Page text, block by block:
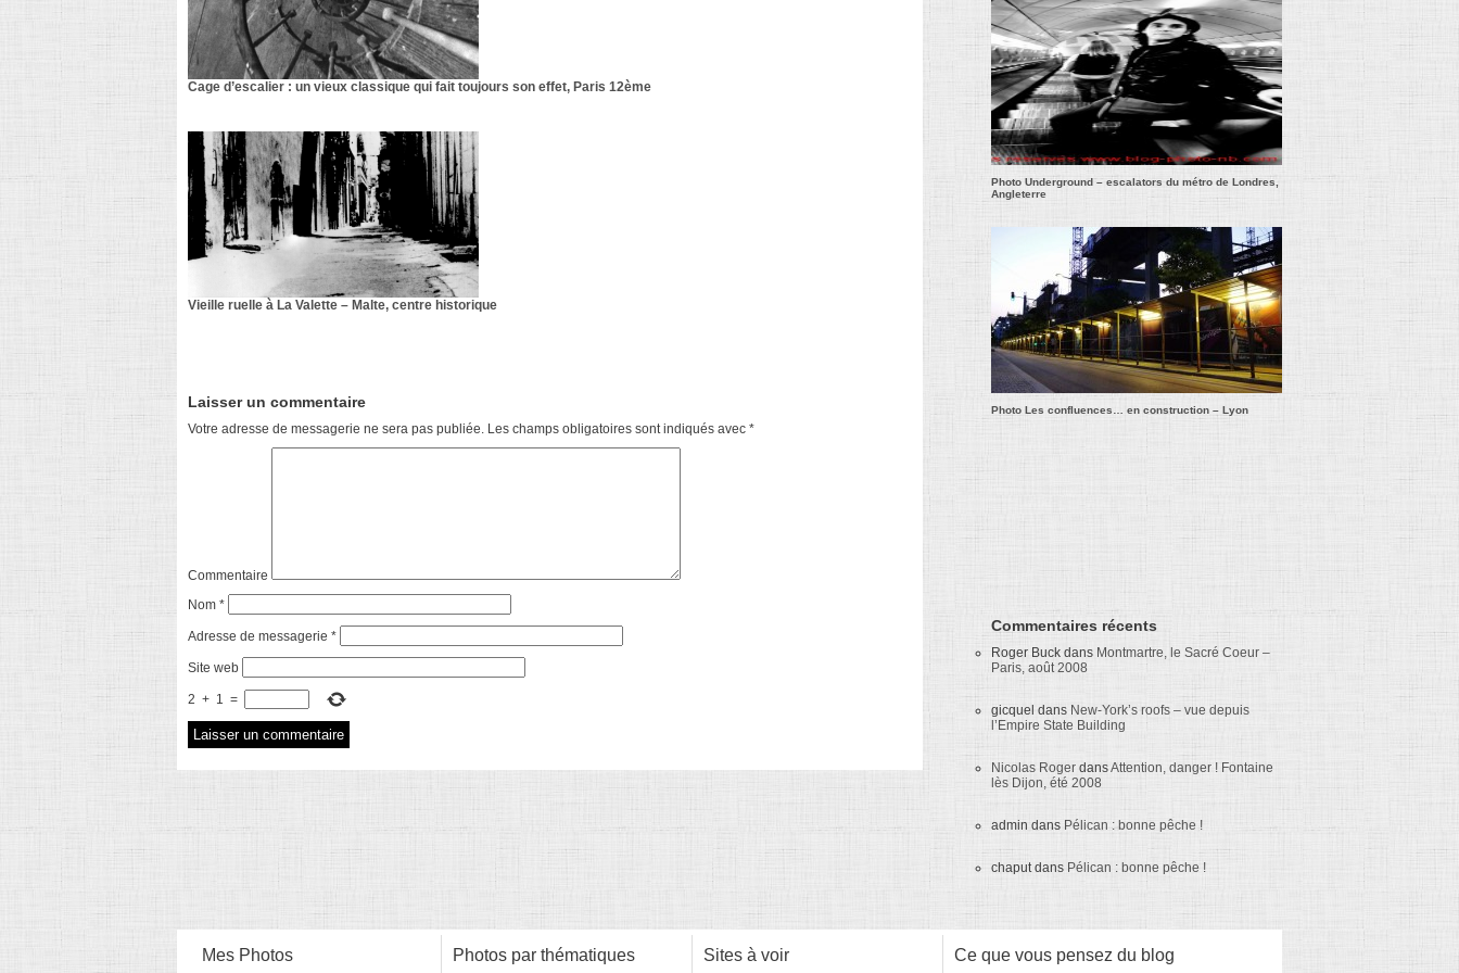
Cage d’escalier : un vieux classique qui fait toujours son effet, Paris 12ème
Vieille ruelle à La Valette – Malte, centre historique
Laisser un commentaire
Votre adresse de messagerie ne sera pas publiée. Les champs obligatoires sont indiqués avec *
Commentaire
Nom *
Adresse de messagerie *
Site web
2 + 1 =
Photo Underground – escalators du métro de Londres,
Angleterre
Photo Les confluences… en construction – Lyon
Commentaires récents
Roger Buck dans Montmartre, le Sacré Coeur –
Paris, août 2008
gicquel dans New-York’s roofs – vue depuis
l’Empire State Building
Nicolas Roger dansAttention, danger ! Fontaine
lès Dijon, été 2008
admin dans Pélican : bonne pêche !
chaputdans Pélican : bonne pêche !
Mes Photos Photos par thématiques Sites à voir Ce que vous pensez du blog